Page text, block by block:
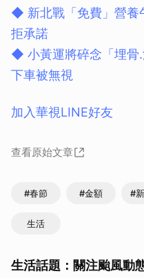
◆ 新北戰「免費」營
拒承諾
◆ 小黃運將碎念「埋
下車被無視
加入華視LINE好友
查看原始文章
#春節 #金額 #
生活
生活話題：關注颱風動